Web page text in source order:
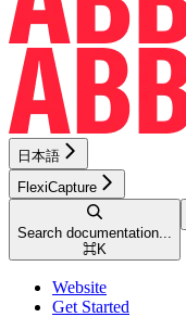
日本語
FlexiCapture
Search documentation...
⌘K
Website
Get Started